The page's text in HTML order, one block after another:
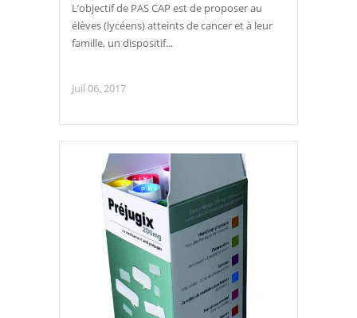
L’objectif de PAS CAP est de proposer au
élèves (lycéens) atteints de cancer et à leur
famille, un dispositif...
Juil 06, 2017